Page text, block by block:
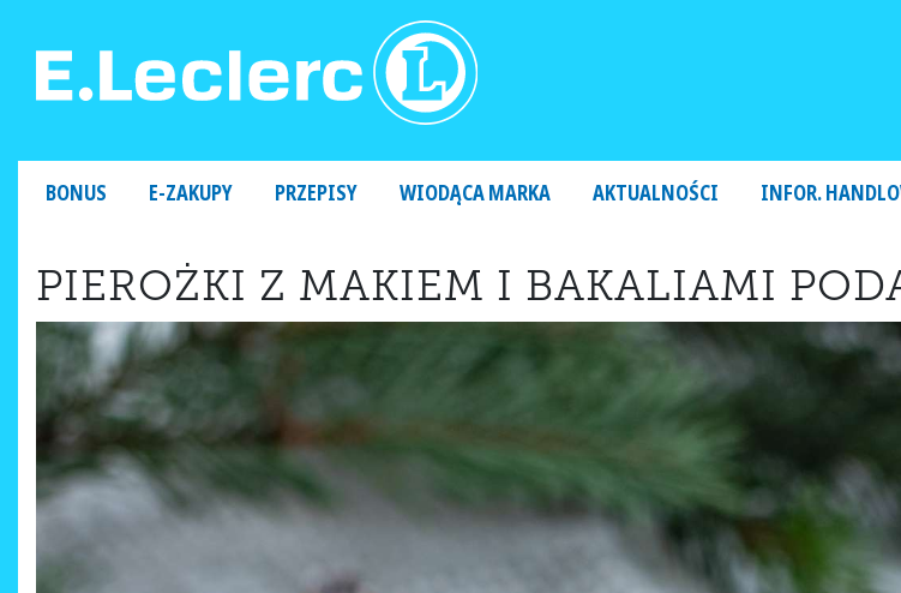
BONUS E-ZAKUPY PRZEPISY WIODĄCA MARKA AKTUALNOŚCI INFOR.
PIEROŻKI Z MAKIEM I BAKALIAMI